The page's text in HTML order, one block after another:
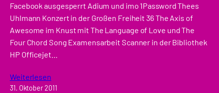
Facebook ausgesperrt Adium und imo 1Password Thees
Uhlmann Konzert in der Großen Freiheit 36 The Axis of
Awesome im Knust mit The Language of Love und The
Four Chord Song Examensarbeit Scanner in der Bibliothek
HP Officejet…
Weiterlesen
31. Oktober 2011